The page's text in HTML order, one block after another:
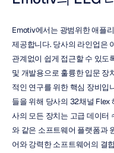
Emotiv에서는 광범위한 애플
제공합니다. 당사의 라인업은
관계없이 쉽게 접근할 수 있도
및 개발용으로 훌륭한 입문 장
적인 연구를 위한 핵심 장비입
들을 위해 당사의 32채널 Flex
사의 모든 장치는 고급 데이터
와 같은 소프트웨어 플랫폼과
어와 강력한 소프트웨어의 결